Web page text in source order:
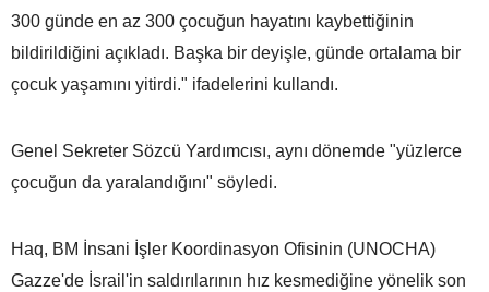
300 günde en az 300 çocuğun hayatını kaybettiğinin
bildirildiğini açıkladı. Başka bir deyişle, günde ortalama bir
çocuk yaşamını yitirdi." ifadelerini kullandı.
Genel Sekreter Sözcü Yardımcısı, aynı dönemde "yüzlerce
çocuğun da yaralandığını" söyledi.
Haq, BM İnsani İşler Koordinasyon Ofisinin (UNOCHA)
Gazze'de İsrail'in saldırılarının hız kesmediğine yönelik son